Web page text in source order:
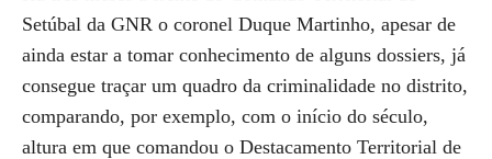
Setúbal da GNR o coronel Duque Martinho, apesar de
ainda estar a tomar conhecimento de alguns dossiers, já
consegue traçar um quadro da criminalidade no distrito,
comparando, por exemplo, com o início do século,
altura em que comandou o Destacamento Territorial de